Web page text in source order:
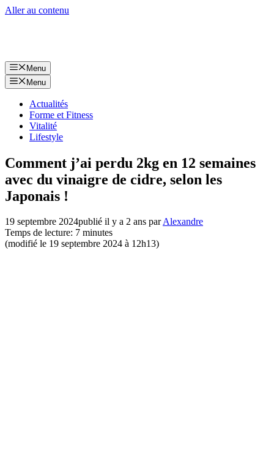
Aller au contenu
Menu
Menu
Actualités
Forme et Fitness
Vitalité
Lifestyle
Comment j’ai perdu 2kg en 12 semaines
avec du vinaigre de cidre, selon les
Japonais !
19 septembre 2024publié il y a 2 ans parAlexandre
Temps de lecture: 7 minutes
(modifié le 19 septembre 2024 à 12h13)